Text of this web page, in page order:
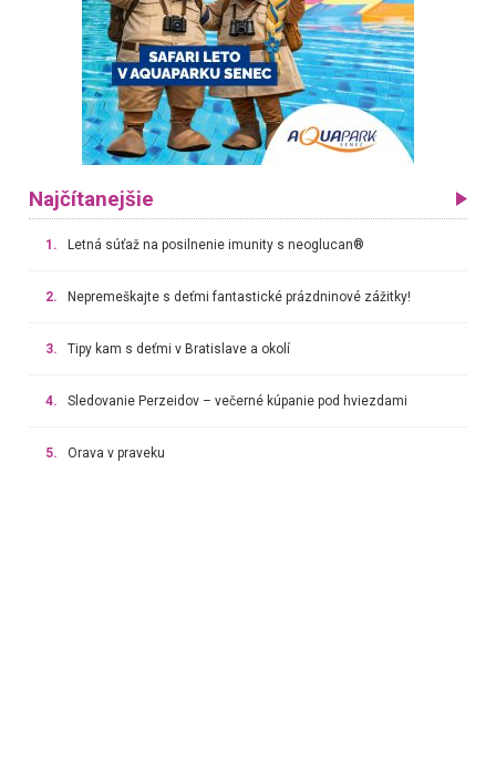
Najčítanejšie
1. Letná súťaž na posilnenie imunity s neoglucan®
2. Nepremeškajte s deťmi fantastické prázdninové zážitky!
3. Tipy kam s deťmi v Bratislave a okolí
4. Sledovanie Perzeidov – večerné kúpanie pod hviezdami
5. Orava v praveku